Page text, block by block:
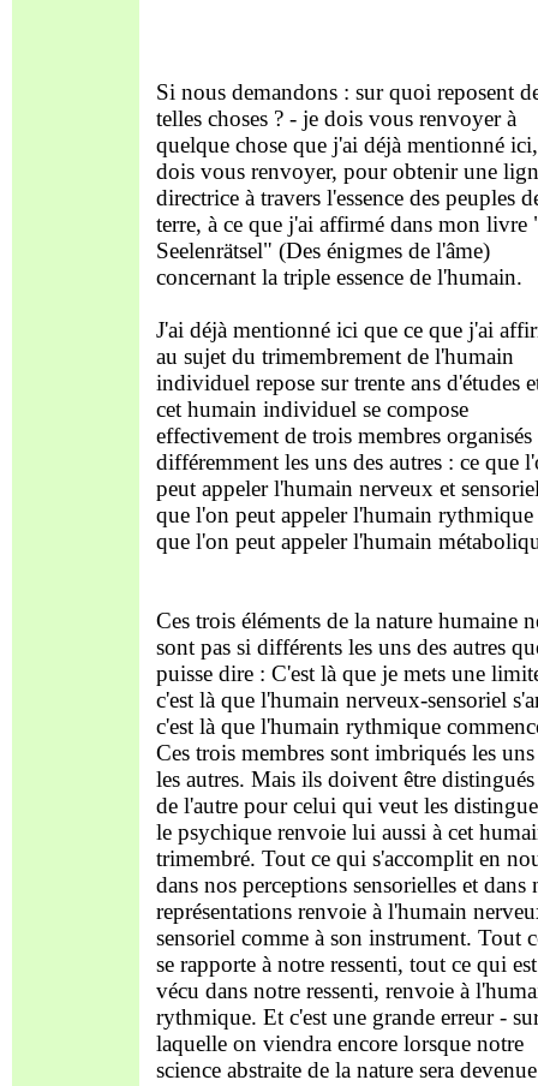
Si nous demandons : sur quoi reposent
telles choses ? - je dois vous renvoyer à
quelque chose que j'ai déjà mentionné
dois vous renvoyer, pour obtenir une
directrice à travers l'essence des peuples
terre, à ce que j'ai affirmé dans mon livre
Seelenrätsel" (Des énigmes de l'âme)
concernant la triple essence de l'humain.
J'ai déjà mentionné ici que ce que j'ai
au sujet du trimembrement de l'humain
individuel repose sur trente ans d'études
cet humain individuel se compose
effectivement de trois membres organisés
différemment les uns des autres : ce que
peut appeler l'humain nerveux et
que l'on peut appeler l'humain rythmique
que l'on peut appeler l'humain
Ces trois éléments de la nature humaine
sont pas si différents les uns des autres
puisse dire : C'est là que je mets une
c'est là que l'humain nerveux-sensoriel
c'est là que l'humain rythmique
Ces trois membres sont imbriqués les
les autres. Mais ils doivent être
de l'autre pour celui qui veut les
le psychique renvoie lui aussi à cet
trimembré. Tout ce qui s'accomplit en
dans nos perceptions sensorielles et dans
représentations renvoie à l'humain
sensoriel comme à son instrument. Tout
se rapporte à notre ressenti, tout ce qui est
vécu dans notre ressenti, renvoie à
rythmique. Et c'est une grande erreur -
laquelle on viendra encore lorsque notre
science abstraite de la nature sera devenue